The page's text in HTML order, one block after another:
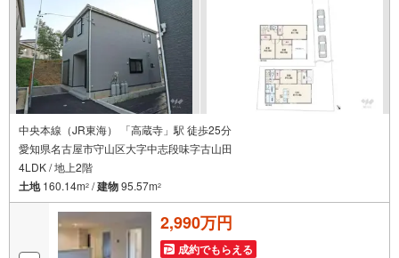
中央本線（JR東海） 「高蔵寺」駅 徒歩25分
愛知県名古屋市守山区大字中志段味字古山田
4LDK / 地上2階
土地160.14m2 /建物95.57m2
2,990万円
成約でもらえる